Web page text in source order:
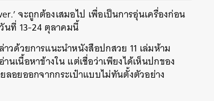
จะถูกต้องเสมอไป เพื่อเป็นการอุ่นเครื่องก่อน
นที่ 13-24 ตุลาคมนี้
วด้วยการแนะนำหนังสือปกสวย 11 เล่มห้าม
เนื้อหาข้างใน แต่เชื่อว่าเพียงได้เห็นปกของ
อยออกจากกระเป๋าแบบไม่ทันตั้งตัวอย่าง